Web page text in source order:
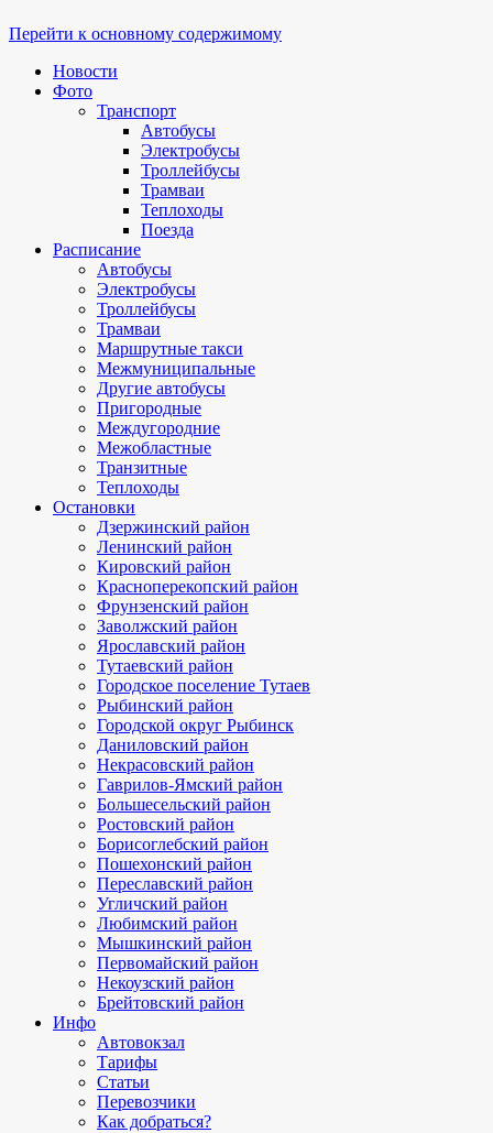
Перейти к основному содержимому
Новости
Фото
Транспорт
Автобусы
Электробусы
Троллейбусы
Трамваи
Теплоходы
Поезда
Расписание
Автобусы
Электробусы
Троллейбусы
Трамваи
Маршрутные такси
Межмуниципальные
Другие автобусы
Пригородные
Междугородние
Межобластные
Транзитные
Теплоходы
Остановки
Дзержинский район
Ленинский район
Кировский район
Красноперекопский район
Фрунзенский район
Заволжский район
Ярославский район
Тутаевский район
Городское поселение Тутаев
Рыбинский район
Городской округ Рыбинск
Даниловский район
Некрасовский район
Гаврилов-Ямский район
Большесельский район
Ростовский район
Борисоглебский район
Пошехонский район
Переславский район
Угличский район
Любимский район
Мышкинский район
Первомайский район
Некоузский район
Брейтовский район
Инфо
Автовокзал
Тарифы
Статьи
Перевозчики
Как добраться?